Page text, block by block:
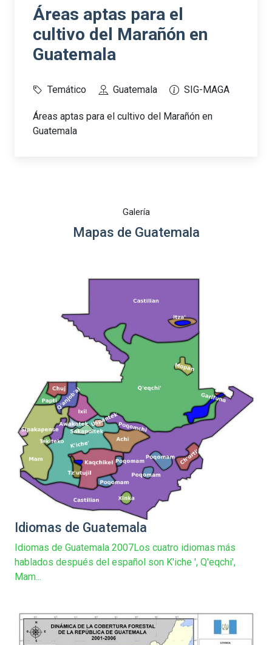
Áreas aptas para el
cultivo del Marañón en
Guatemala
Temático Guatemala SIG-MAGA
Áreas aptas para el cultivo del Marañón en
Guatemala
Galería
Mapas de Guatemala
Idiomas de Guatemala
Idiomas de Guatemala 2007Los cuatro idiomas más
hablados después del español son K'iche ', Q'eqchi',
Mam...